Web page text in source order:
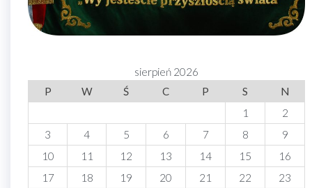
sierpień 2026
P
W Ś C P S
N
1
2
3
4 5 6 7 8
9
10
11 12 13 14 15
16
17
18 19 20 21 22
23